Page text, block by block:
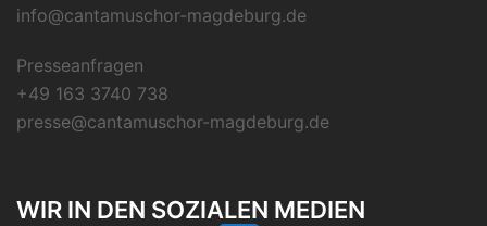
info@cantamuschor-magdeburg.de
Presseanfragen
+49 163 3740 738
presse@cantamuschor-magdeburg.de
WIR IN DEN SOZIALEN MEDIEN